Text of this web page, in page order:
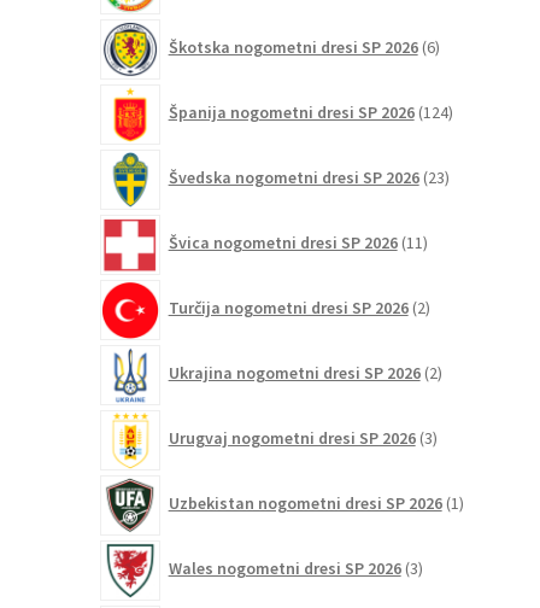
Škotska nogometni dresi SP 2026 6izdelkov
Španija nogometni dresi SP 2026 124izdelkov
Švedska nogometni dresi SP 2026 23izdelkov
Švica nogometni dresi SP 2026 11izdelkov
Turčija nogometni dresi SP 2026 2izdelka
Ukrajina nogometni dresi SP 2026 2izdelka
Urugvaj nogometni dresi SP 2026 3izdelki
Uzbekistan nogometni dresi SP 2026 1izdelek
Wales nogometni dresi SP 2026 3izdelki